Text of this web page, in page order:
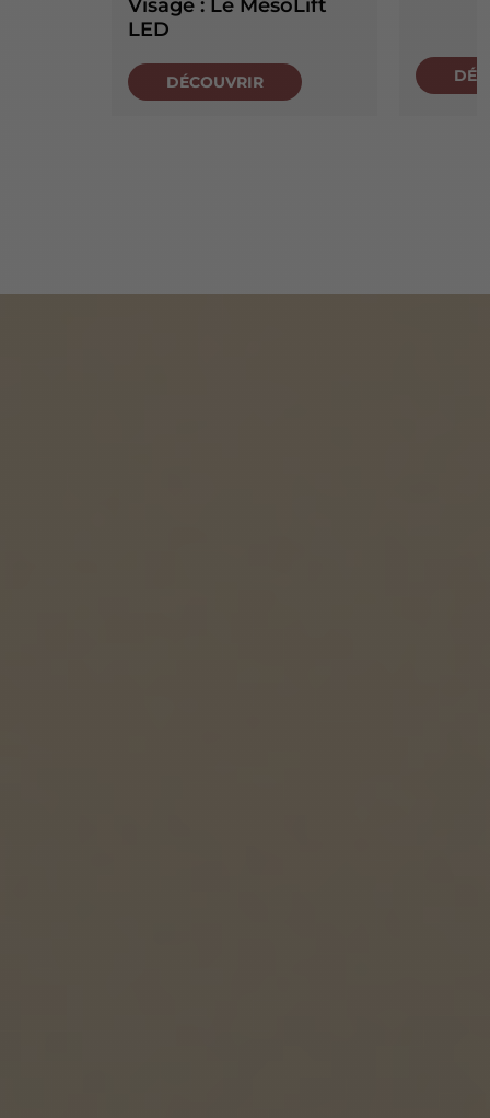
Visage : Le MésoLift
LED
DÉCOUVRIR